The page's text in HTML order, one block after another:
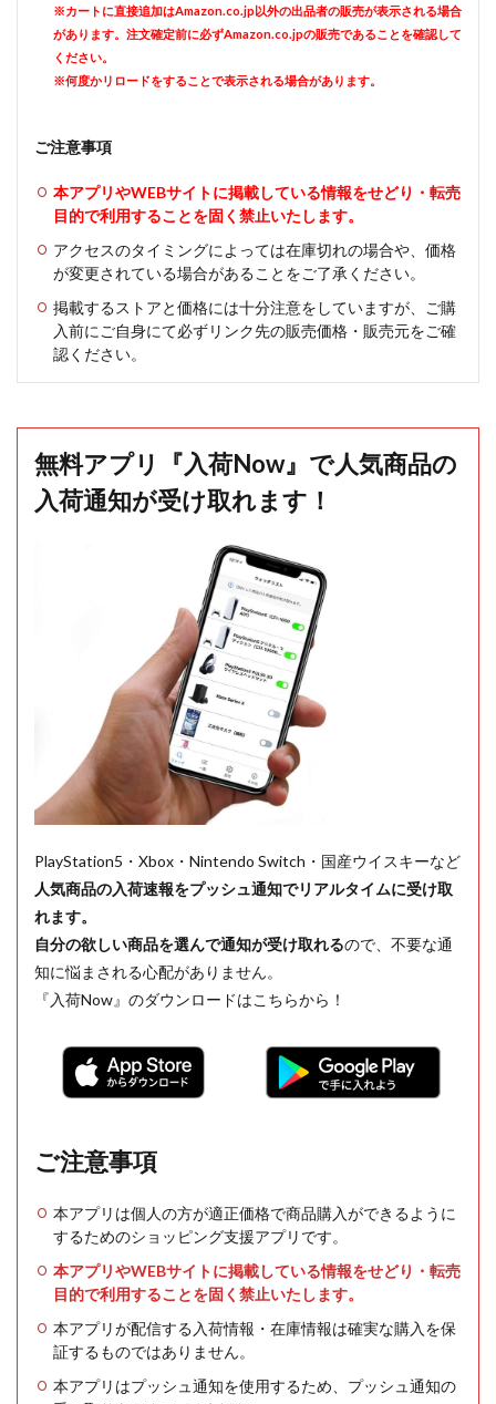
※カートに直接追加はAmazon.co.jp以外の出品者の販売が表示される場合
があります。注文確定前に必ずAmazon.co.jpの販売であることを確認して
ください。
※何度かリロードをすることで表示される場合があります。
ご注意事項
本アプリやWEBサイトに掲載している情報をせどり・転売
目的で利用することを固く禁止いたします。
アクセスのタイミングによっては在庫切れの場合や、価格
が変更されている場合があることをご了承ください。
掲載するストアと価格には十分注意をしていますが、ご購
入前にご自身にて必ずリンク先の販売価格・販売元をご確
認ください。
無料アプリ『入荷Now』で人気商品の
入荷通知が受け取れます！
PlayStation5・Xbox・Nintendo Switch・国産ウイスキーなど
人気商品の入荷速報をプッシュ通知でリアルタイムに受け取
れます。
自分の欲しい商品を選んで通知が受け取れるので、不要な通
知に悩まされる心配がありません。
『入荷Now』のダウンロードはこちらから！
ご注意事項
本アプリは個人の方が適正価格で商品購入ができるように
するためのショッピング支援アプリです。
本アプリやWEBサイトに掲載している情報をせどり・転売
目的で利用することを固く禁止いたします。
本アプリが配信する入荷情報・在庫情報は確実な購入を保
証するものではありません。
本アプリはプッシュ通知を使用するため、プッシュ通知の